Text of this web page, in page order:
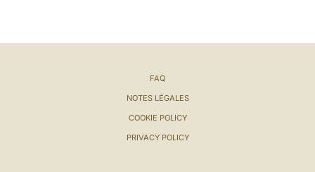
FAQ
NOTES LÉGALES
COOKIE POLICY
PRIVACY POLICY